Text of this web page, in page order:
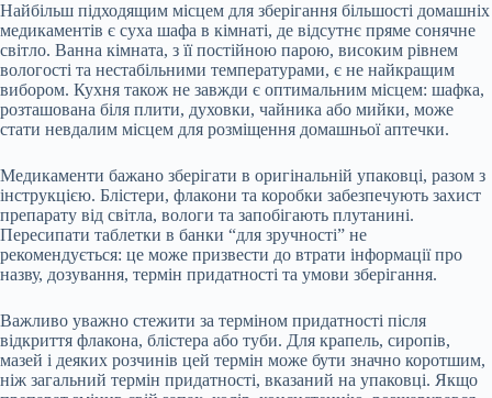
Найбільш підходящим місцем для зберігання більшості домашніх
медикаментів є суха шафа в кімнаті, де відсутнє пряме сонячне
світло. Ванна кімната, з її постійною парою, високим рівнем
вологості та нестабільними температурами, є не найкращим
вибором. Кухня також не завжди є оптимальним місцем: шафка,
розташована біля плити, духовки, чайника або мийки, може
стати невдалим місцем для розміщення домашньої аптечки.
Медикаменти бажано зберігати в оригінальній упаковці, разом з
інструкцією. Блістери, флакони та коробки забезпечують захист
препарату від світла, вологи та запобігають плутанині.
Пересипати таблетки в банки “для зручності” не
рекомендується: це може призвести до втрати інформації про
назву, дозування, термін придатності та умови зберігання.
Важливо уважно стежити за терміном придатності після
відкриття флакона, блістера або туби. Для крапель, сиропів,
мазей і деяких розчинів цей термін може бути значно коротшим,
ніж загальний термін придатності, вказаний на упаковці. Якщо